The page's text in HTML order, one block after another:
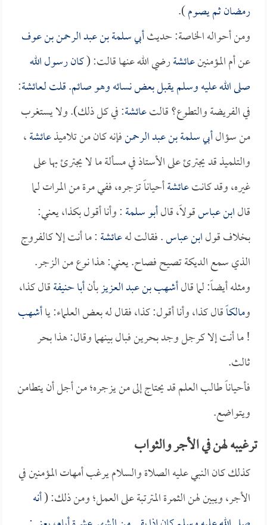
رمضان ثم يصوم).
ومن أحواله الخاصة: حديثأبي سلمة بن عبد الرحمن بن عوف
عن أم المؤمنينعائشةرضي الله عنها قالت: (كان رسول الله
صلى الله عليه وسلم يقبل بعض نسائه وهو صائم. قلت لـعائشة:
في الفريضة والتطوع؟ قالتعائشة: في كل ذلك). ولا يستغرب
من سؤالأبي سلمة بن عبد الرحمنفإنه كان من تلاميذعائشة،
والتلميذ قد يجترئ على الأستاذ في مسألة ما لا يجترئ بها على
غيره، وقد كانتعائشةأحياناً تزجره، ففي مرة من المرات لما
قالابن عباسقولاً، قالأبو سلمة: وأنا أقول بكذا، يعني:
بخلاف قولابن عباس. فقالت لهعائشة: ما أنت إلا كالفروج
الذي سمع الديكة تصيح فصاح. يعني: هذا نوع من الزجر.
ومثله أيضاً: لما قالأشهب بن عبد العزيزبأنأبا حنيفةقال كذا،
ومالكاًقال كذا، وأنا أقول: كذا، فقال له بعض العلماء: ياأشهب
! ما أنت إلا كرجل وجد بحرين فبال بينهما وقال: هذا بحر
ثالث.
فأحياناً طالب العلم قد يحتاج إلى من يزجره؛ من أجل أن يتطامن
ويتواضع.
ترغيبه لهن في الأجر والثواب
كذلك كان النبي عليه الصلاة والسلام يرغب أمهات المؤمنين في
الأجر، ويبين لهن الثمرة المترتبة على العمل؛ ومن ذلك: (أنه